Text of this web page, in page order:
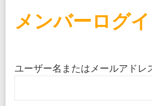
メンバーログ
ユーザー名またはメールアドレ